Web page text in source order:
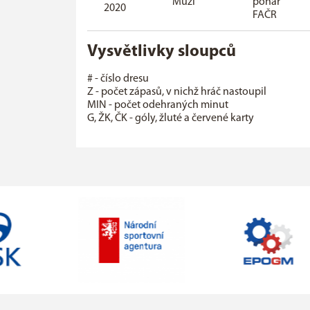
2020
Muži
pohár
FAČR
Vysvětlivky sloupců
# - číslo dresu
Z - počet zápasů, v nichž hráč nastoupil
MIN - počet odehraných minut
G, ŽK, ČK - góly, žluté a červené karty